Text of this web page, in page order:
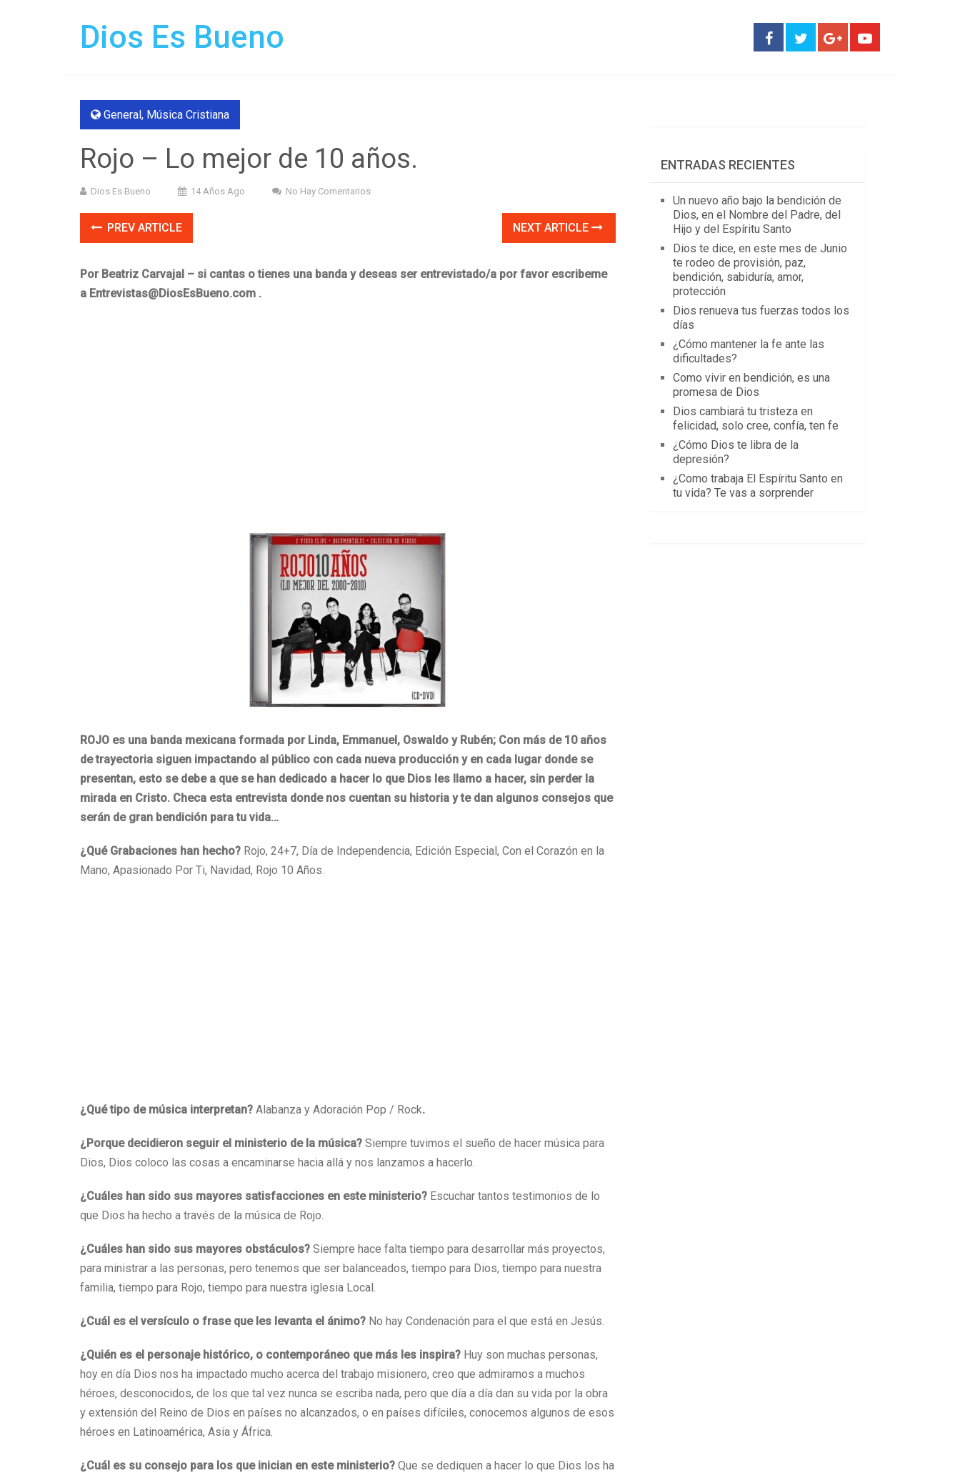
Dios Es Bueno
General, Música Cristiana
Rojo – Lo mejor de 10 años.
Dios Es Bueno 14 Años Ago No Hay Comentarios
PREV ARTICLE NEXT ARTICLE
Por Beatriz Carvajal – si cantas o tienes una banda y deseas ser entrevistado/a por favor escribeme
a Entrevistas@DiosEsBueno.com .
ROJO es una banda mexicana formada por Linda, Emmanuel, Oswaldo y Rubén; Con más de 10 años
de trayectoria siguen impactando al público con cada nueva producción y en cada lugar donde se
presentan, esto se debe a que se han dedicado a hacer lo que Dios les llamo a hacer, sin perder la
mirada en Cristo. Checa esta entrevista donde nos cuentan su historia y te dan algunos consejos que
serán de gran bendición para tu vida…
¿Qué Grabaciones han hecho? Rojo, 24+7, Día de Independencia, Edición Especial, Con el Corazón en la
Mano, Apasionado Por Ti, Navidad, Rojo 10 Años.
¿Qué tipo de música interpretan? Alabanza y Adoración Pop / Rock.
¿Porque decidieron seguir el ministerio de la música? Siempre tuvimos el sueño de hacer música para
Dios, Dios coloco las cosas a encaminarse hacia allá y nos lanzamos a hacerlo.
¿Cuáles han sido sus mayores satisfacciones en este ministerio? Escuchar tantos testimonios de lo
que Dios ha hecho a través de la música de Rojo.
¿Cuáles han sido sus mayores obstáculos? Siempre hace falta tiempo para desarrollar más proyectos,
para ministrar a las personas, pero tenemos que ser balanceados, tiempo para Dios, tiempo para nuestra
familia, tiempo para Rojo, tiempo para nuestra iglesia Local.
¿Cuál es el versículo o frase que les levanta el ánimo? No hay Condenación para el que está en Jesús.
¿Quién es el personaje histórico, o contemporáneo que más les inspira? Huy son muchas personas,
hoy en día Dios nos ha impactado mucho acerca del trabajo misionero, creo que admiramos a muchos
héroes, desconocidos, de los que tal vez nunca se escriba nada, pero que día a día dan su vida por la obra
y extensión del Reino de Dios en países no alcanzados, o en países difíciles, conocemos algunos de esos
héroes en Latinoamérica, Asia y África.
¿Cuál es su consejo para los que inician en este ministerio? Que se dediquen a hacer lo que Dios los ha
ENTRADAS RECIENTES
Un nuevo año bajo la bendición de
Dios, en el Nombre del Padre, del
Hijo y del Espíritu Santo
Dios te dice, en este mes de Junio
te rodeo de provisión, paz,
bendición, sabiduría, amor,
protección
Dios renueva tus fuerzas todos los
días
¿Cómo mantener la fe ante las
dificultades?
Como vivir en bendición, es una
promesa de Dios
Dios cambiará tu tristeza en
felicidad, solo cree, confía, ten fe
¿Cómo Dios te libra de la
depresión?
¿Como trabaja El Espíritu Santo en
tu vida? Te vas a sorprender